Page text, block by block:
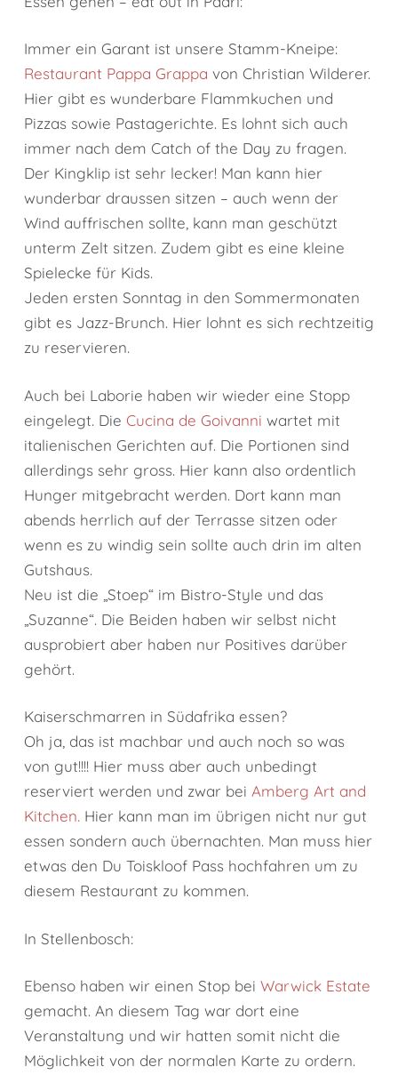
Immer ein Garant ist unsere Stamm-Kneipe:
Restaurant Pappa Grappa von Christian Wilderer.
Hier gibt es wunderbare Flammkuchen und
Pizzas sowie Pastagerichte. Es lohnt sich auch
immer nach dem Catch of the Day zu fragen.
Der Kingklip ist sehr lecker! Man kann hier
wunderbar draussen sitzen – auch wenn der
Wind auffrischen sollte, kann man geschützt
unterm Zelt sitzen. Zudem gibt es eine kleine
Spielecke für Kids.
Jeden ersten Sonntag in den Sommermonaten
gibt es Jazz-Brunch. Hier lohnt es sich rechtzeitig
zu reservieren.
Auch bei Laborie haben wir wieder eine Stopp
eingelegt. Die Cucina de Goivanni wartet mit
italienischen Gerichten auf. Die Portionen sind
allerdings sehr gross. Hier kann also ordentlich
Hunger mitgebracht werden. Dort kann man
abends herrlich auf der Terrasse sitzen oder
wenn es zu windig sein sollte auch drin im alten
Gutshaus.
Neu ist die „Stoep“ im Bistro-Style und das
„Suzanne“. Die Beiden haben wir selbst nicht
ausprobiert aber haben nur Positives darüber
gehört.
Kaiserschmarren in Südafrika essen?
Oh ja, das ist machbar und auch noch so was
von gut!!!! Hier muss aber auch unbedingt
reserviert werden und zwar bei Amberg Art and
Kitchen. Hier kann man im übrigen nicht nur gut
essen sondern auch übernachten. Man muss hier
etwas den Du Toiskloof Pass hochfahren um zu
diesem Restaurant zu kommen.
In Stellenbosch:
Ebenso haben wir einen Stop bei Warwick Estate
gemacht. An diesem Tag war dort eine
Veranstaltung und wir hatten somit nicht die
Möglichkeit von der normalen Karte zu ordern.